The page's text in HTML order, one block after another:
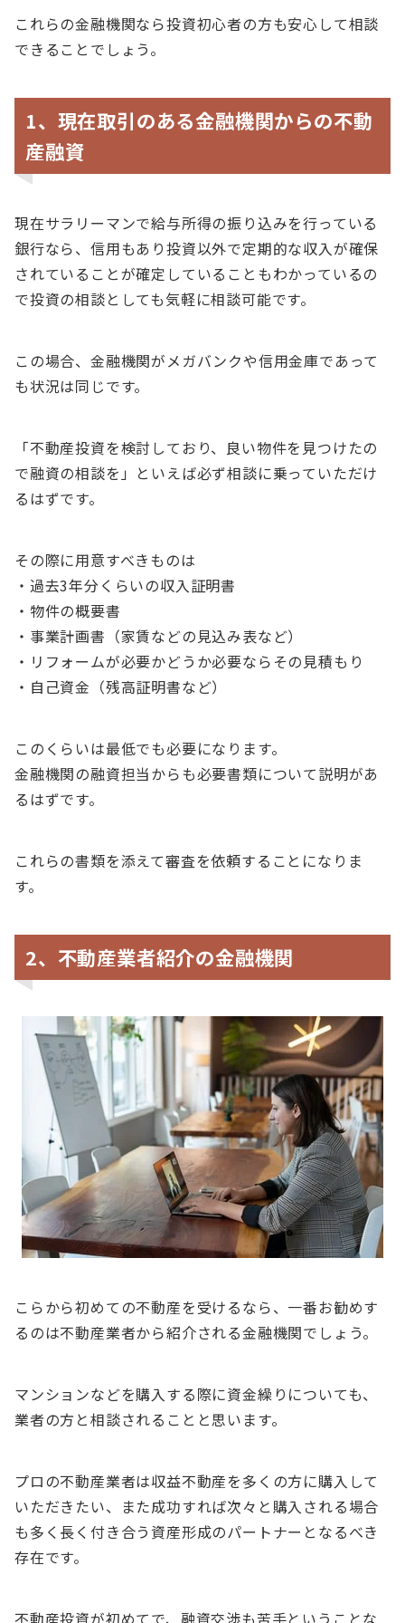
これらの金融機関なら投資初心者の方も安心して相談
できることでしょう。
1、現在取引のある金融機関からの不動
産融資
現在サラリーマンで給与所得の振り込みを行っている
銀行なら、信用もあり投資以外で定期的な収入が確保
されていることが確定していることもわかっているの
で投資の相談としても気軽に相談可能です。
この場合、金融機関がメガバンクや信用金庫であって
も状況は同じです。
「不動産投資を検討しており、良い物件を見つけたの
で融資の相談を」といえば必ず相談に乗っていただけ
るはずです。
その際に用意すべきものは
・過去3年分くらいの収入証明書
・物件の概要書
・事業計画書（家賃などの見込み表など）
・リフォームが必要かどうか必要ならその見積もり
・自己資金（残高証明書など）
このくらいは最低でも必要になります。
金融機関の融資担当からも必要書類について説明があ
るはずです。
これらの書類を添えて審査を依頼することになりま
す。
2、不動産業者紹介の金融機関
こらから初めての不動産を受けるなら、一番お勧めす
るのは不動産業者から紹介される金融機関でしょう。
マンションなどを購入する際に資金繰りについても、
業者の方と相談されることと思います。
プロの不動産業者は収益不動産を多くの方に購入して
いただきたい、また成功すれば次々と購入される場合
も多く長く付き合う資産形成のパートナーとなるべき
存在です。
不動産投資が初めてで、融資交渉も苦手ということな